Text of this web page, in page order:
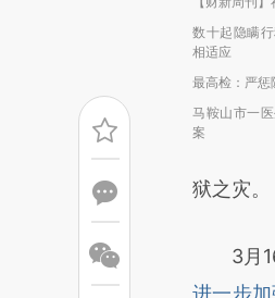
数十起隐瞒
相适应
最高检：严惩
马鞍山市一
案
狱之灾。
3月16
进一步